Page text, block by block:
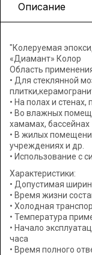
Описание
"Колеруемая
«Диамант» Колор
Область
• Для стеклянной
• На полах и
• Во влажных
хамамах, бассейнах
• В жилых
учреждениях и др.
• Использование с
Характеристики:
• Допустимая
• Время жизни
• Холодная
• Температура
• Начало
часа
• Время полного